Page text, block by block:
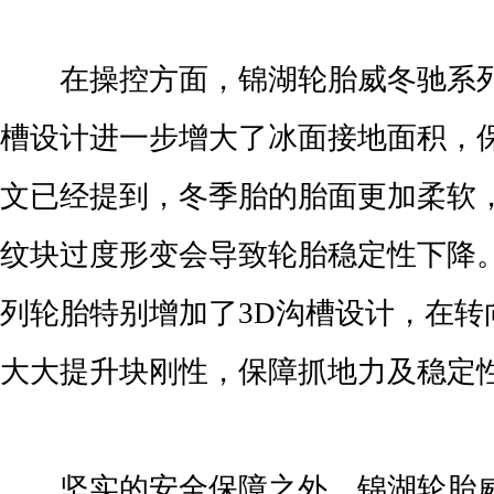
在操控方面，锦湖轮胎威冬驰系
槽设计进一步增大了冰面接地面积，
文已经提到，冬季胎的胎面更加柔软
纹块过度形变会导致轮胎稳定性下降
列轮胎特别增加了3D沟槽设计，在
大大提升块刚性，保障抓地力及稳定